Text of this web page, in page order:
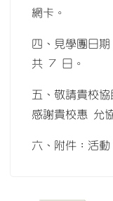
網卡。
四、見學團
共 7 日。
五、敬請貴校
感謝貴校惠 允
六、附件：活